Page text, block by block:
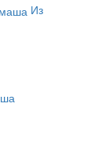
Из